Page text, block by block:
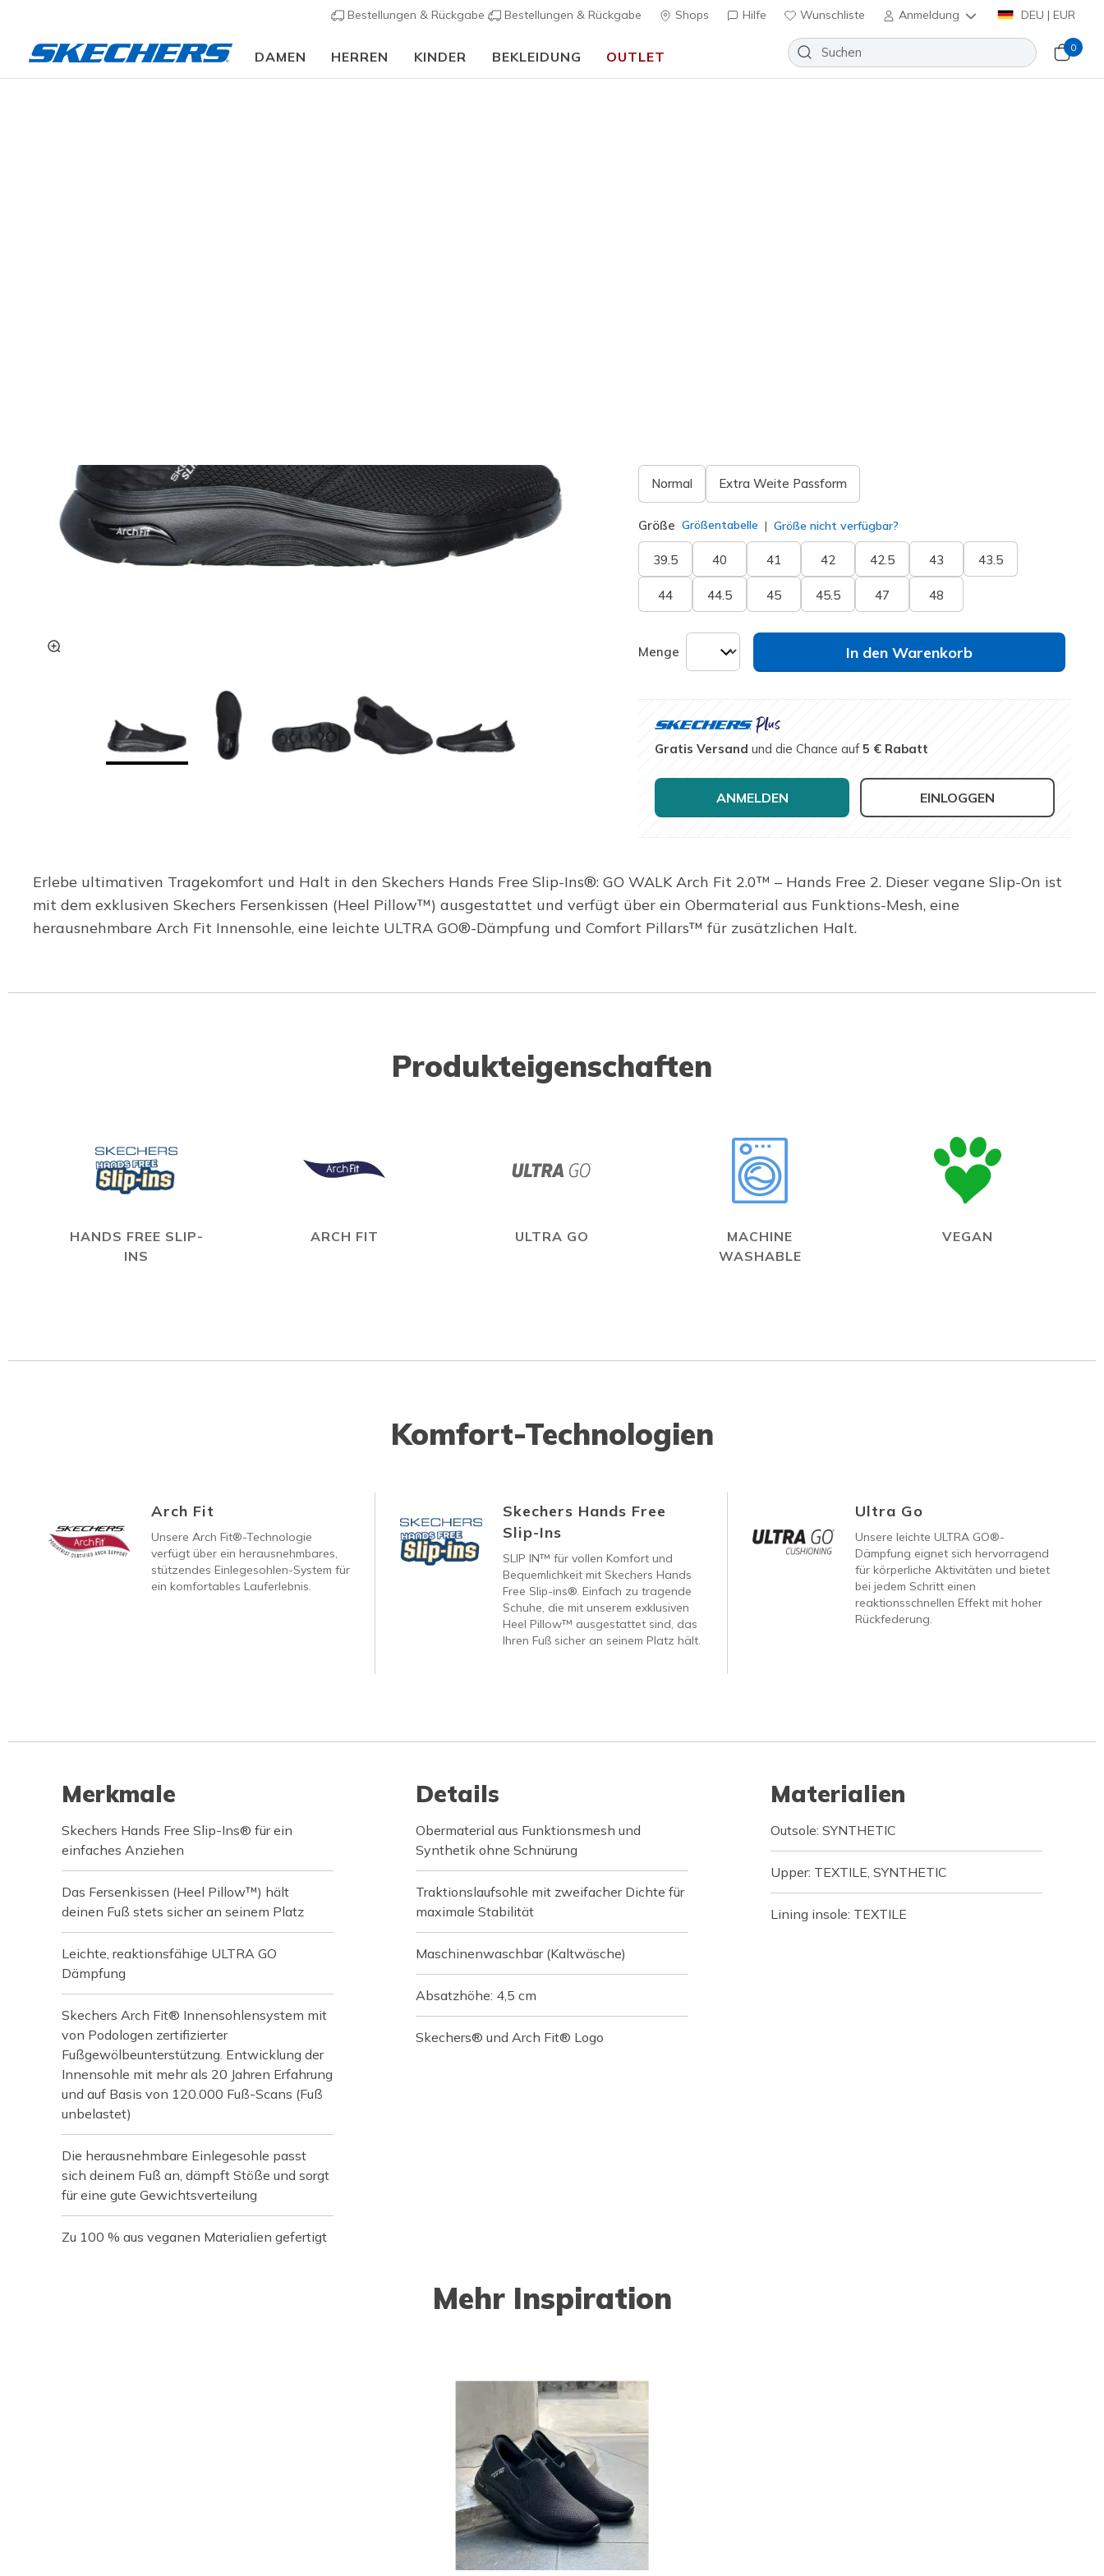
Bestellungen & Rückgabe Bestellungen & Rückgabe Shops Hilfe Wunschliste Anmeldung DEU | EUR
DAMEN HERREN KINDER BEKLEIDUNG OUTLET
0
Normal Extra Weite Passform
Größe Größentabelle Größe nicht verfügbar?
39.5 40 41 42 42.5 43 43.5
44 44.5 45 45.5 47 48
Menge In den Warenkorb
Gratis Versand und die Chance auf5 € Rabatt
ANMELDEN EINLOGGEN
Erlebe ultimativen Tragekomfort und Halt in den Skechers Hands Free Slip-Ins®: GO WALK Arch Fit 2.0™ – Hands Free 2. Dieser vegane Slip-On ist
mit dem exklusiven Skechers Fersenkissen (Heel Pillow™) ausgestattet und verfügt über ein Obermaterial aus Funktions-Mesh, eine
herausnehmbare Arch Fit Innensohle, eine leichte ULTRA GO®-Dämpfung und Comfort Pillars™ für zusätzlichen Halt.
Produkteigenschaften
HANDS FREE SLIP-
INS
ARCH FIT ULTRA GO
MACHINE
WASHABLE
VEGAN
Komfort-Technologien
Arch Fit
Unsere Arch Fit®-Technologie
verfügt über ein herausnehmbares,
stützendes Einlegesohlen-System für
ein komfortables Lauferlebnis.
Skechers Hands Free
Slip-Ins
SLIP IN™ für vollen Komfort und
Bequemlichkeit mit Skechers Hands
Free Slip-ins®. Einfach zu tragende
Schuhe, die mit unserem exklusiven
Heel Pillow™ ausgestattet sind, das
Ihren Fuß sicher an seinem Platz hält.
Ultra Go
Unsere leichte ULTRA GO®-
Dämpfung eignet sich hervorragend
für körperliche Aktivitäten und bietet
bei jedem Schritt einen
reaktionsschnellen Effekt mit hoher
Rückfederung.
Merkmale
Skechers Hands Free Slip-Ins® für ein
einfaches Anziehen
Das Fersenkissen (Heel Pillow™) hält
deinen Fuß stets sicher an seinem Platz
Leichte, reaktionsfähige ULTRA GO
Dämpfung
Skechers Arch Fit® Innensohlensystem mit
von Podologen zertifizierter
Fußgewölbeunterstützung. Entwicklung der
Innensohle mit mehr als 20 Jahren Erfahrung
und auf Basis von 120.000 Fuß-Scans (Fuß
unbelastet)
Die herausnehmbare Einlegesohle passt
sich deinem Fuß an, dämpft Stöße und sorgt
für eine gute Gewichtsverteilung
Zu 100 % aus veganen Materialien gefertigt
Details
Obermaterial aus Funktionsmesh und
Synthetik ohne Schnürung
Traktionslaufsohle mit zweifacher Dichte für
maximale Stabilität
Maschinenwaschbar (Kaltwäsche)
Absatzhöhe: 4,5 cm
Skechers® und Arch Fit® Logo
Materialien
Outsole: SYNTHETIC
Upper: TEXTILE, SYNTHETIC
Lining insole: TEXTILE
Mehr Inspiration